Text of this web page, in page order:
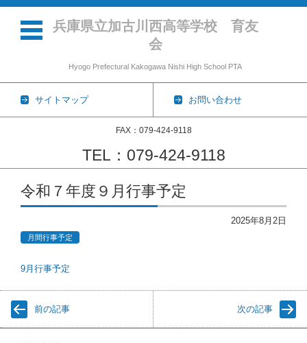
兵庫県立加古川西高等学校 育友
会
Hyogo Prefectural Kakogawa Nishi High School PTA
サイトマップ お問い合わせ
FAX：079-424-9118
TEL：079-424-9118
コンテンツに移動
令和７年度９月行事予定
2025年8月2日
月間行事予定
9月行事予定
前の記事 次の記事